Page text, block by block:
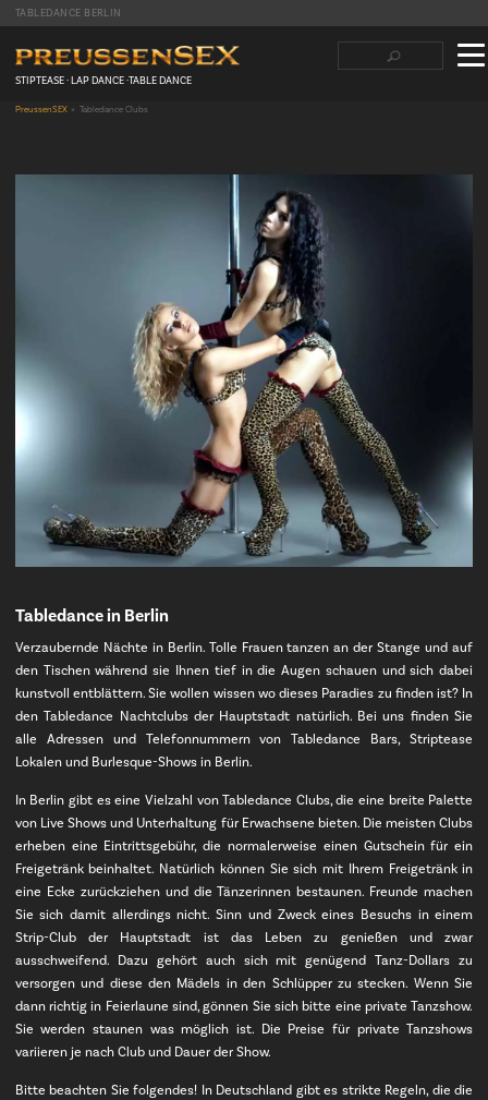
TABLEDANCE BERLIN
Suchbegriffe
Navigation
überspringen
STIPTEASE · LAP DANCE ·TABLE DANCE
PreussenSEX Tabledance Clubs
Tabledance in Berlin
Verzaubernde Nächte in Berlin. Tolle Frauen tanzen an der Stange und auf
den Tischen während sie Ihnen tief in die Augen schauen und sich dabei
kunstvoll entblättern. Sie wollen wissen wo dieses Paradies zu finden ist? In
den Tabledance Nachtclubs der Hauptstadt natürlich. Bei uns finden Sie
alle Adressen und Telefonnummern von Tabledance Bars, Striptease
Lokalen und Burlesque-Shows in Berlin.
In Berlin gibt es eine Vielzahl von Tabledance Clubs, die eine breite Palette
von Live Shows und Unterhaltung für Erwachsene bieten. Die meisten Clubs
erheben eine Eintrittsgebühr, die normalerweise einen Gutschein für ein
Freigetränk beinhaltet. Natürlich können Sie sich mit Ihrem Freigetränk in
eine Ecke zurückziehen und die Tänzerinnen bestaunen. Freunde machen
Sie sich damit allerdings nicht. Sinn und Zweck eines Besuchs in einem
Strip-Club der Hauptstadt ist das Leben zu genießen und zwar
ausschweifend. Dazu gehört auch sich mit genügend Tanz-Dollars zu
versorgen und diese den Mädels in den Schlüpper zu stecken. Wenn Sie
dann richtig in Feierlaune sind, gönnen Sie sich bitte eine private Tanzshow.
Sie werden staunen was möglich ist. Die Preise für private Tanzshows
variieren je nach Club und Dauer der Show.
Bitte beachten Sie folgendes! In Deutschland gibt es strikte Regeln, die die